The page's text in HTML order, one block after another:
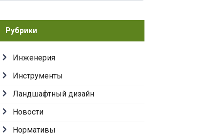
Рубрики
Инженерия
Инструменты
Ландшафтный дизайн
Новости
Нормативы